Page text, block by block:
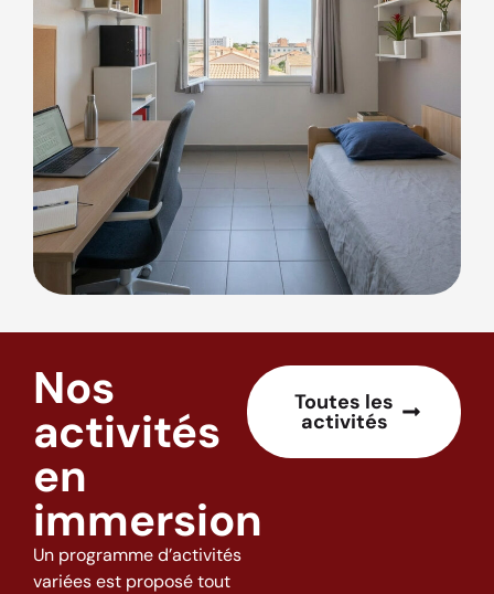
Nos
activités
en
immersion
Un programme d’activités
variées est proposé tout
Toutes les
activités